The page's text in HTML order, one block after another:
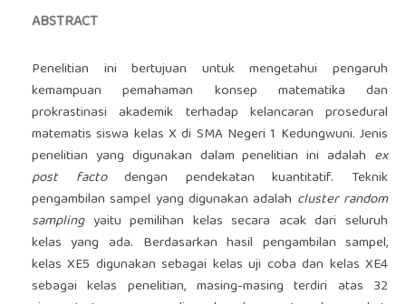
ABSTRACT
Penelitian ini bertujuan untuk mengetahui pengaruh
kemampuan pemahaman konsep matematika dan
prokrastinasi akademik terhadap kelancaran prosedural
matematis siswa kelas X di SMA Negeri 1 Kedungwuni. Jenis
penelitian yang digunakan dalam penelitian ini adalah ex
post factodengan pendekatan kuantitatif. Teknik
pengambilan sampel yang digunakan adalah cluster random
samplingyaitu pemilihan kelas secara acak dari seluruh
kelas yang ada. Berdasarkan hasil pengambilan sampel,
kelas XE5 digunakan sebagai kelas uji coba dan kelas XE4
sebagai kelas penelitian, masing-masing terdiri atas 32